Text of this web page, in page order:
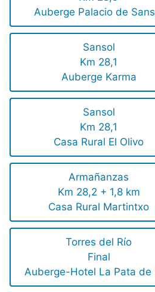
Auberge Palacio de
Sansol
Km 28,1
Auberge Karma
Sansol
Km 28,1
Casa Rural El Olivo
Armañanzas
Km 28,2 + 1,8 km
Casa Rural Martintxo
Torres del Río
Final
Auberge-Hotel La Pata de